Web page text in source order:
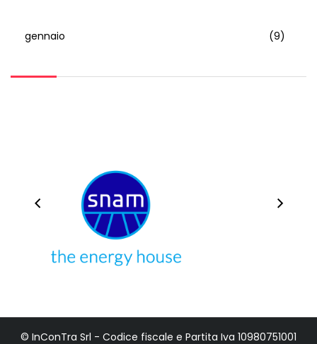
gennaio (9)
© InConTra Srl - Codice fiscale e Partita Iva 10980751001